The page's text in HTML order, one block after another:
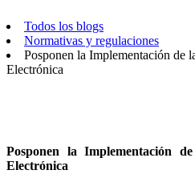
Todos los blogs
Normativas y regulaciones
Posponen la Implementación de
Electrónica
Posponen la Implementación
Electrónica